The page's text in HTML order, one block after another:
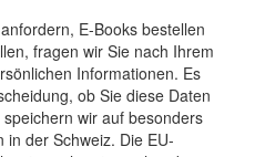
E-Books bestellen
fragen wir Sie nach Ihrem
Informationen. Es
ob Sie diese Daten
wir auf besonders
in der Schweiz. Die EU-